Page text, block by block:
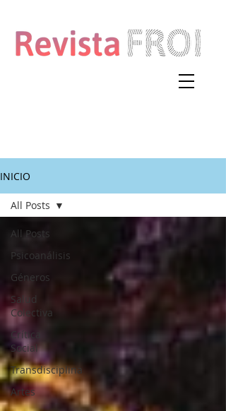
INICIO
All Posts
Psicoanálisis
Géneros
Salud
Colectiva
Crítica
Social
Transdisciplina
Artes
All Posts